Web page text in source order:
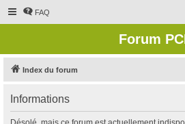
FAQ
Forum
Index du forum
Informations